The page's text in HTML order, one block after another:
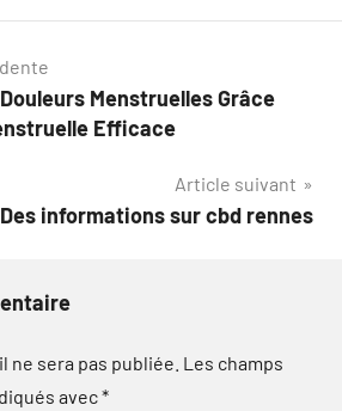
Menstruelles Grâce
Efficace
Article suivant
Des informations sur cbd rennes
ne sera pas publiée. Les champs
avec*